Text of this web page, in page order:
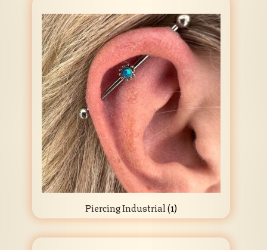
Piercing Industrial(1)